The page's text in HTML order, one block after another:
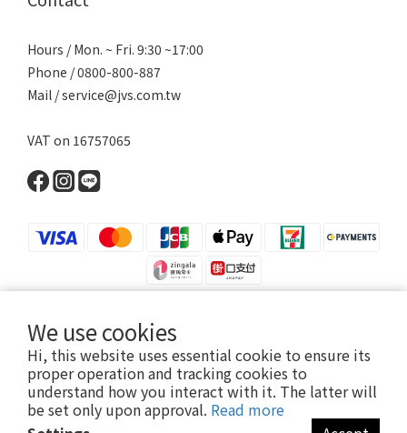
We use cookies
Hi, this website uses essential cookie to ensure its
proper operation and tracking cookies to
understand how you interact with it. The latter will
be set only upon approval. Read more
Hours / Mon. ~ Fri. 9:30 ~17:00
Phone / 0800-800-887
Mail / service@jvs.com.tw
VAT on 16757065
Copyright 2021 ©寶昕股份有限公司 | Johnson V Science Corp., Ltd.
本公司所有產品已投保富邦產物產品責任險1000萬元